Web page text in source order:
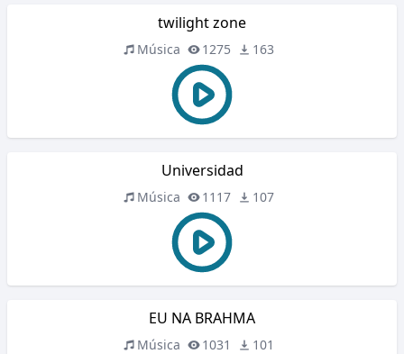
twilight zone
Música 1275 163
Universidad
Música 1117 107
EU NA BRAHMA
Música 1031 101